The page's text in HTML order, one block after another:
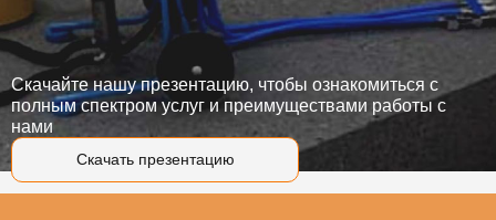
Скачать презентацию
Скачайте нашу презентацию, чтобы ознакомиться с
полным спектром услуг и преимуществами работы с
нами